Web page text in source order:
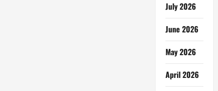
July 2026
June 2026
May 2026
April 2026